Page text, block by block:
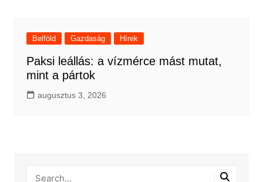
Belföld Gazdaság Hírek
Paksi leállás: a vízmérce mást mutat,
mint a pártok
augusztus 3, 2026